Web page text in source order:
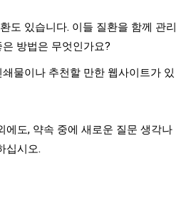
도 있습니다. 이들 질환을 함께 관리
방법은 무엇인가요?
물이나 추천할 만한 웹사이트가 있
에도, 약속 중에 새로운 질문 생각나
십시오.